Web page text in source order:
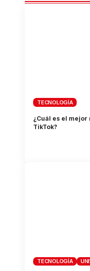
TECNOLOGÍA
¿Cuál es el
TikTok?
TECNOLOGÍA